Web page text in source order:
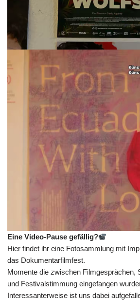
Eine Video-Pause gefällig?
Hier findet ihr eine Fotosammlung mit
das Dokumentarfilmfest.
Momente die zwischen Filmgesprächen,
und Festivalstimmung eingefangen
Interessanterweise ist uns dabei